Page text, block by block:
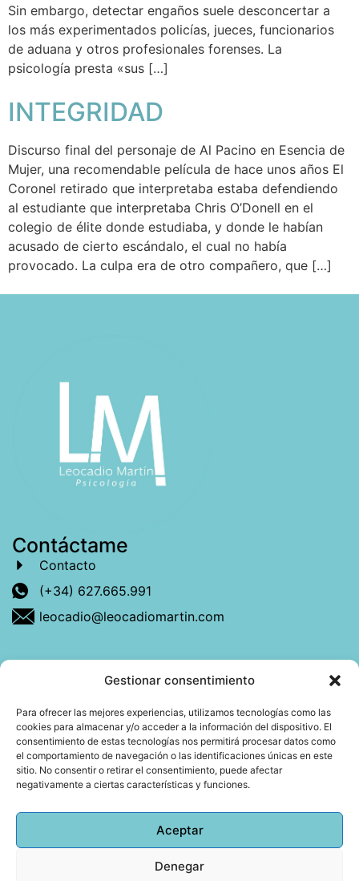
Gestionar consentimiento
Para ofrecer las mejores experiencias, utilizamos tecnologías como las
cookies para almacenar y/o acceder a la información del dispositivo. El
consentimiento de estas tecnologías nos permitirá procesar datos como
el comportamiento de navegación o las identificaciones únicas en este
sitio. No consentir o retirar el consentimiento, puede afectar
negativamente a ciertas características y funciones.
Aceptar
Denegar
Sin embargo, detectar engaños suele desconcertar a
los más experimentados policías, jueces, funcionarios
de aduana y otros profesionales forenses. La
psicología presta «sus […]
INTEGRIDAD
Discurso final del personaje de Al Pacino en Esencia de
Mujer, una recomendable película de hace unos años El
Coronel retirado que interpretaba estaba defendiendo
al estudiante que interpretaba Chris O’Donell en el
colegio de élite donde estudiaba, y donde le habían
acusado de cierto escándalo, el cual no había
provocado. La culpa era de otro compañero, que […]
Contáctame
Contacto
(+34) 627.665.991
leocadio@leocadiomartin.com
Descubre más sobre mí
Mi libro: La felicidad: qué ayuda y qué no.
Blog: Reflexiones que conectan
Agendar cita